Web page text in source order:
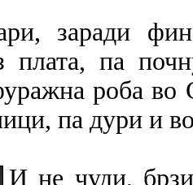
заради
плата, па
роба
па дури и
И не чуди,